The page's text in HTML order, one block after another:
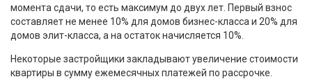
момента сдачи, то есть максимум до двух лет. Первый взнос
составляет не менее 10% для домов бизнес-класса и 20% для
домов элит-класса, а на остаток начисляется 10%.
Некоторые застройщики закладывают увеличение стоимости
квартиры в сумму ежемесячных платежей по рассрочке.